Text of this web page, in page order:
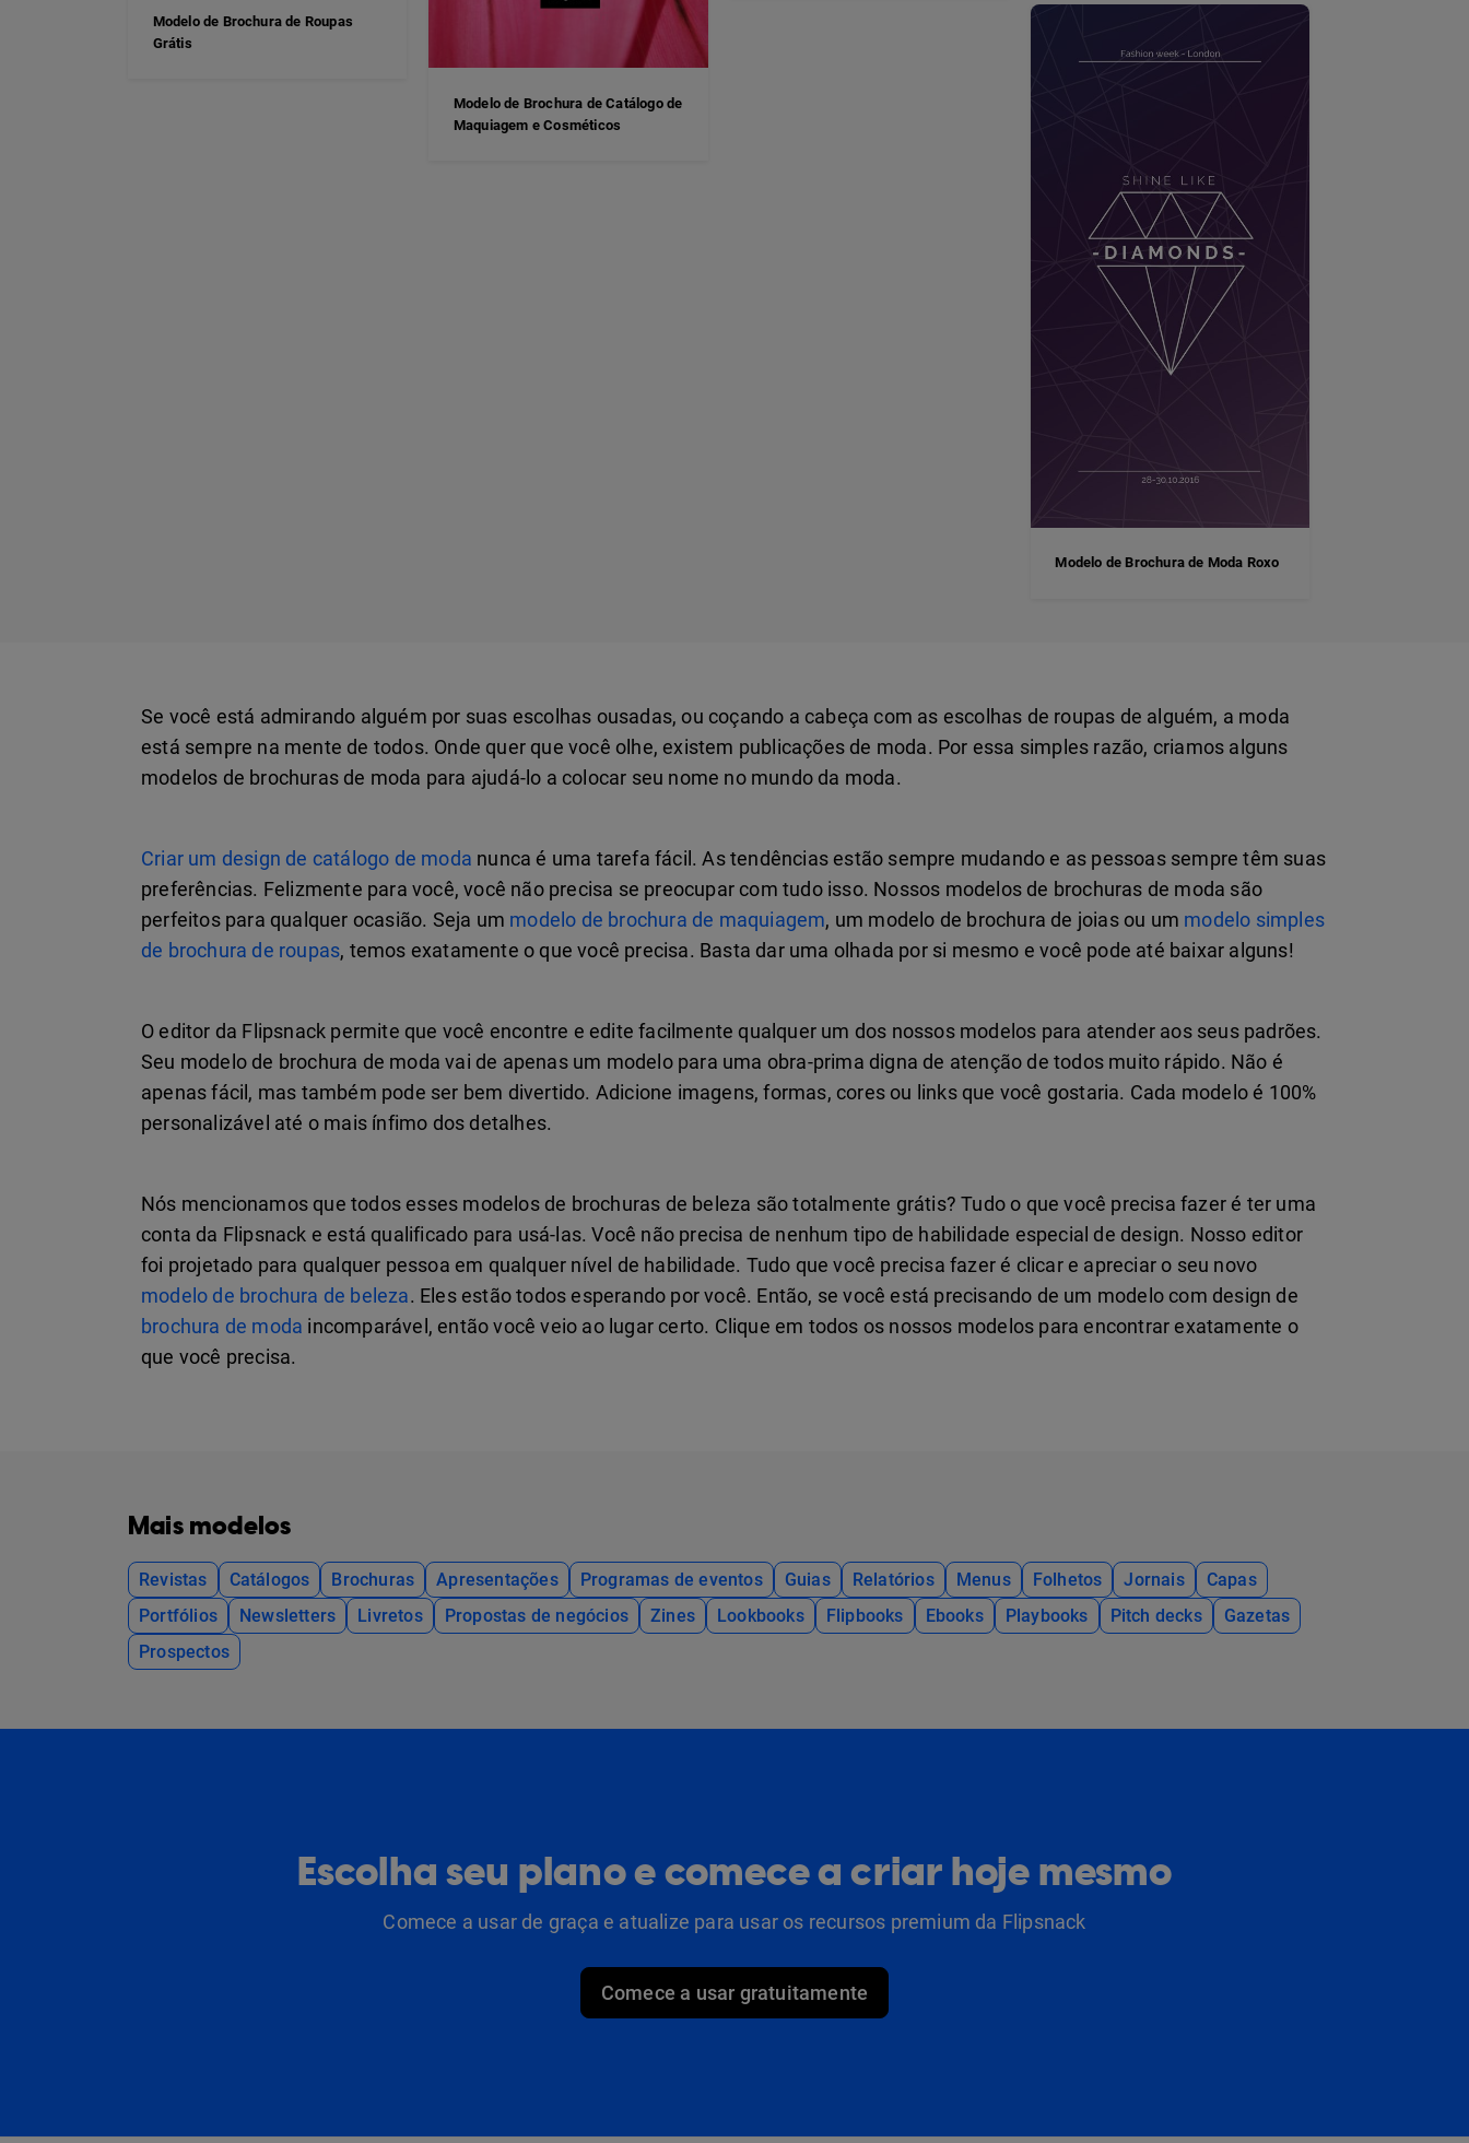
Modelo de Brochura de Roupas
Grátis
Modelo de Brochura de Catálogo de
Maquiagem e Cosméticos
Modelo de Brochura de Moda Roxo
Se você está admirando alguém por suas escolhas ousadas, ou coçando a cabeça com as escolhas de roupas de alguém, a moda
está sempre na mente de todos. Onde quer que você olhe, existem publicações de moda. Por essa simples razão, criamos alguns
modelos de brochuras de moda para ajudá-lo a colocar seu nome no mundo da moda.
Criar um design de catálogo de moda nunca é uma tarefa fácil. As tendências estão sempre mudando e as pessoas sempre têm suas
preferências. Felizmente para você, você não precisa se preocupar com tudo isso. Nossos modelos de brochuras de moda são
perfeitos para qualquer ocasião. Seja um modelo de brochura de maquiagem, um modelo de brochura de joias ou um modelo simples
de brochura de roupas, temos exatamente o que você precisa. Basta dar uma olhada por si mesmo e você pode até baixar alguns!
O editor da Flipsnack permite que você encontre e edite facilmente qualquer um dos nossos modelos para atender aos seus padrões.
Seu modelo de brochura de moda vai de apenas um modelo para uma obra-prima digna de atenção de todos muito rápido. Não é
apenas fácil, mas também pode ser bem divertido. Adicione imagens, formas, cores ou links que você gostaria. Cada modelo é 100%
personalizável até o mais ínfimo dos detalhes.
Nós mencionamos que todos esses modelos de brochuras de beleza são totalmente grátis? Tudo o que você precisa fazer é ter uma
conta da Flipsnack e está qualificado para usá-las. Você não precisa de nenhum tipo de habilidade especial de design. Nosso editor
foi projetado para qualquer pessoa em qualquer nível de habilidade. Tudo que você precisa fazer é clicar e apreciar o seu novo
modelo de brochura de beleza. Eles estão todos esperando por você. Então, se você está precisando de um modelo com design de
brochura de moda incomparável, então você veio ao lugar certo. Clique em todos os nossos modelos para encontrar exatamente o
que você precisa.
Mais modelos
Revistas Catálogos Brochuras Apresentações Programas de eventos Guias Relatórios Menus Folhetos Jornais
Capas
Portfólios
Newsletters Livretos Propostas de negócios Zines Lookbooks Flipbooks Ebooks Playbooks Pitch decks
Gazetas
Prospectos
Escolha seu plano e comece a criar hoje mesmo
Comece a usar de graça e atualize para usar os recursos premium da Flipsnack
Comece a usar gratuitamente